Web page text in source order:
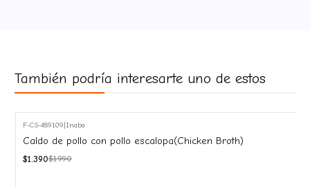
También podría interesarte uno de estos
-30%
OFF
F-CS-489109 Inaba
Caldo de pollo con pollo escalopa(Chicken Broth)
$1.390$1.990